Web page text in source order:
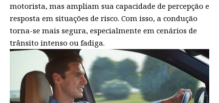
motorista, mas ampliam sua capacidade de percepção e
resposta em situações de risco. Com isso, a condução
torna-se mais segura, especialmente em cenários de
trânsito intenso ou fadiga.